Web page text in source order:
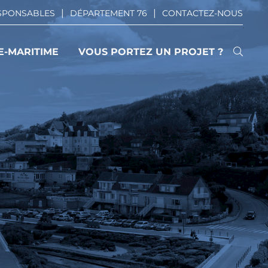
DÉPARTEMENT 76 CONTACTEZ-NOUS
MARITIME VOUS PORTEZ UN PROJET ?